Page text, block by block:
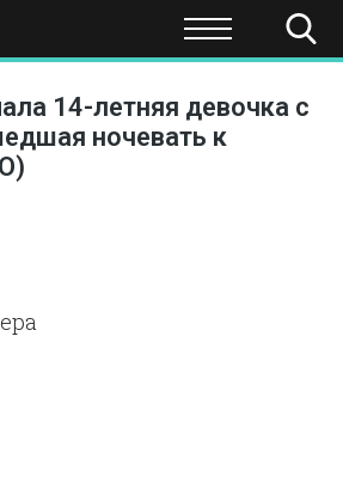
ЭКОНОМИКА НАУКА И
14-летняя девочка с
ночевать к